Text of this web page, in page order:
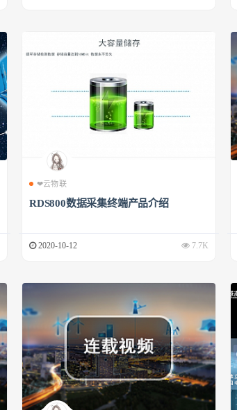
❤云物联
RDS800数据采集终端产品介绍
2020-10-12 7.7K